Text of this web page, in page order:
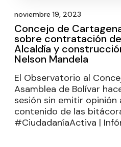
noviembre 19, 2023
Concejo de
sobre contratación
Alcaldía y
Nelson Mandela
El Observatorio al
Asamblea de Bolívar
sesión sin emitir opinión
contenido de las
#CiudadaníaActiva |